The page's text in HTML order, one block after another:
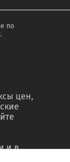
по
цен,
и в